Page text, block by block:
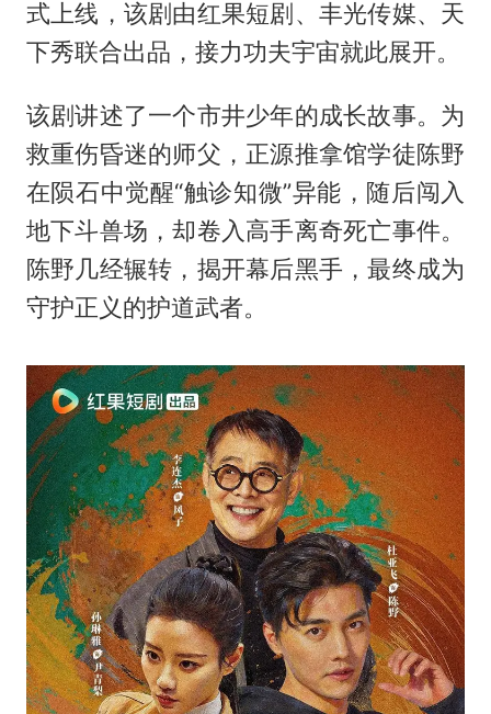
式上线，该剧由红果短剧、丰光传媒、天
下秀联合出品，接力功夫宇宙就此展开。
该剧讲述了一个市井少年的成长故事。为
救重伤昏迷的师父，正源推拿馆学徒陈野
在陨石中觉醒“触诊知微”异能，随后闯入
地下斗兽场，却卷入高手离奇死亡事件。
陈野几经辗转，揭开幕后黑手，最终成为
守护正义的护道武者。